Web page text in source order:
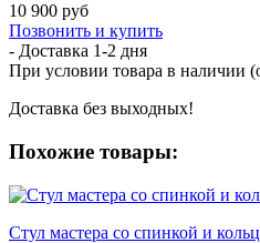
10 900 руб
Позвонить и купить
- Доставка 1-2 дня
При условии товара в наличии
Доставка без выходных!
Похожие товары:
Стул мастера со спинкой и